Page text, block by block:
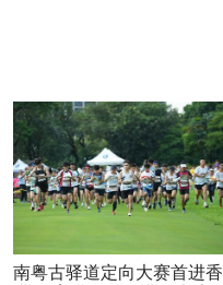
南粤古驿道定向大赛首进香